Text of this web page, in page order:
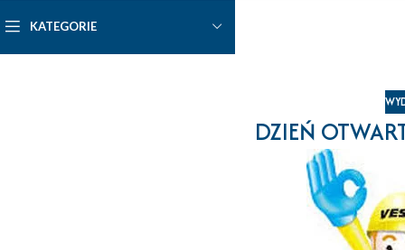
KATEGORIE
DZIEŃ